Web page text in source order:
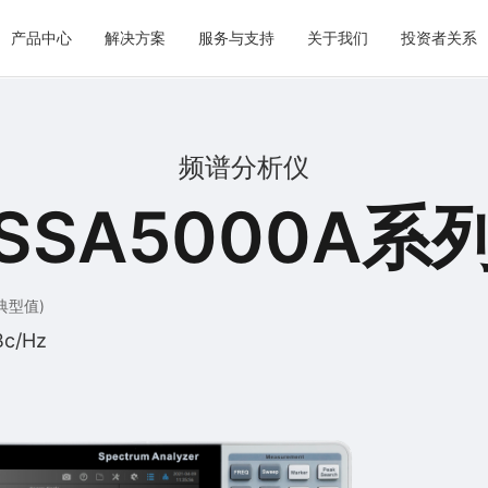
产品中心 解决方案 服务与支持 关于我们 投资者关系
频谱分析仪
系
型值)
Hz